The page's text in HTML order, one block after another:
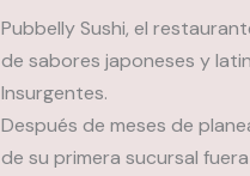
Pubbelly Sushi, el
de sabores japoneses y
Insurgentes.
Después de meses de
de su primera sucursal